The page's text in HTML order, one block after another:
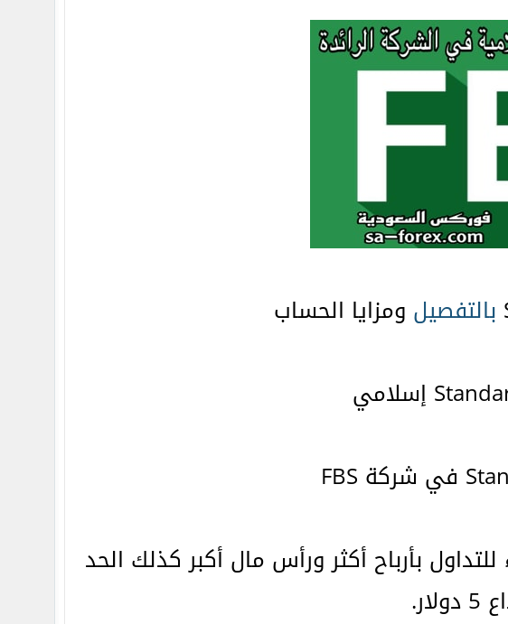
بالتفصيل ومزايا الحساب
للتداول بأرباح أكثر ورأس مال أكبر كذلك الحد